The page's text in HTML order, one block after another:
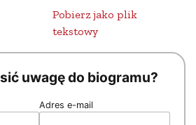
Pobierz jako plik
tekstowy
uwagę do biogramu?
Adres e-mail